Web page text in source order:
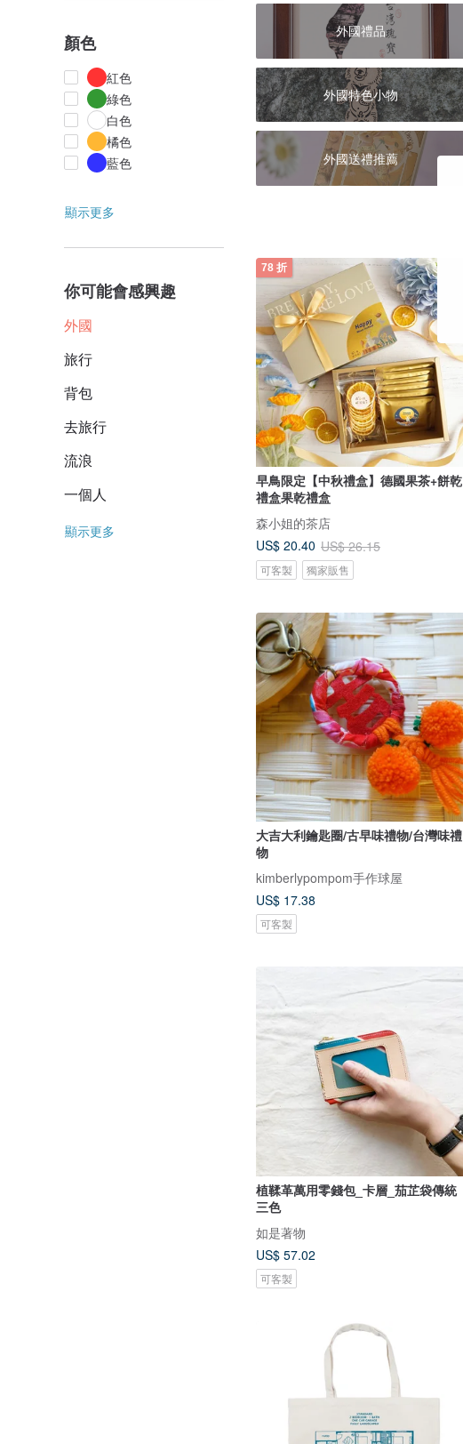
顏色
紅色
綠色
白色
橘色
藍色
顯示更多
你可能會感興趣
外國
旅行
背包
去旅行
流浪
一個人
顯示更多
外國禮品
外國特色小物
外國送禮推薦
78 折
早鳥限定【中秋禮盒】德國果茶+餅乾
禮盒果乾禮盒
森小姐的茶店
US$ 20.40 US$ 26.15
可客製 獨家販售
大吉大利鑰匙圈/古早味禮物/台灣味禮
物
kimberlypompom手作球屋
US$ 17.38
可客製
植鞣革萬用零錢包_卡層_茄芷袋傳統
三色
如是著物
US$ 57.02
可客製